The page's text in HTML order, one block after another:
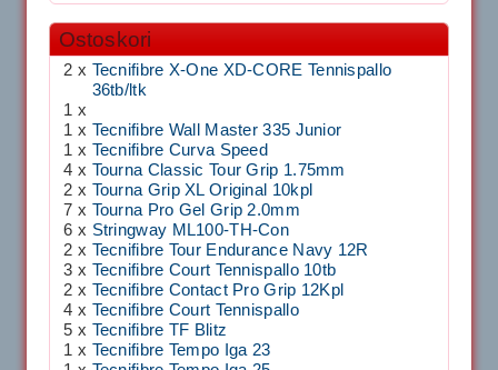
Ostoskori
2 x Tecnifibre X-One XD-CORE Tennispallo
36tb/ltk
1 x
1 x Tecnifibre Wall Master 335 Junior
1 x Tecnifibre Curva Speed
4 x Tourna Classic Tour Grip 1.75mm
2 x Tourna Grip XL Original 10kpl
7 x Tourna Pro Gel Grip 2.0mm
6 x Stringway ML100-TH-Con
2 x Tecnifibre Tour Endurance Navy 12R
3 x Tecnifibre Court Tennispallo 10tb
2 x Tecnifibre Contact Pro Grip 12Kpl
4 x Tecnifibre Court Tennispallo
5 x Tecnifibre TF Blitz
1 x Tecnifibre Tempo Iga 23